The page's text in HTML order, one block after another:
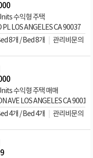
수익형 주택
PL LOS ANGELES CA 90037
8개 / Bed 8개 관리비문의
수익형 주택 매매
AVE LOS ANGELES CA 90015
4개 / Bed 4개 관리비문의